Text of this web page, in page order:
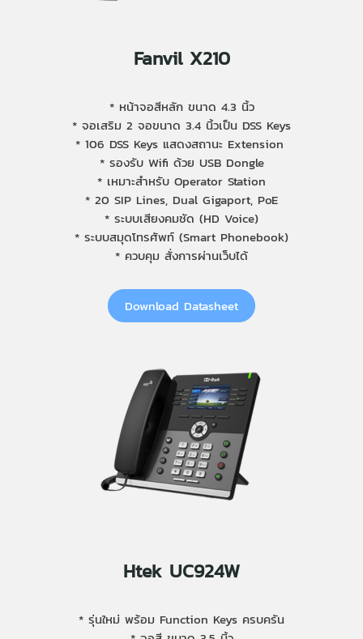
Fanvil X210
* หน้าจอสีหลัก ขนาด 4.3 นิ้ว
* จอเสริม 2 จอขนาด 3.4 นิ้วเป็น DSS Keys
* 106 DSS Keys แสดงสถานะ Extension
* รองรับ Wifi ด้วย USB Dongle
* เหมาะสำหรับ Operator Station
* 20 SIP Lines, Dual Gigaport, PoE
* ระบบเสียงคมชัด (HD Voice)
* ระบบสมุดโทรศัพท์ (Smart Phonebook)
* ควบคุม สั่งการผ่านเว็บได้
Download Datasheet
Htek UC924W
* รุ่นใหม่ พร้อม Function Keys ครบครัน